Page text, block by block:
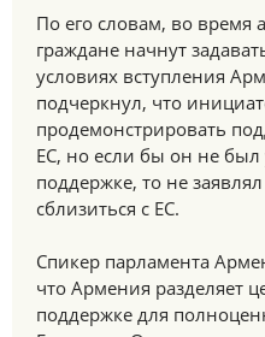
По его словам, во время
граждане начнут
условиях вступления
подчеркнул, что
продемонстрировать
ЕС, но если бы он не был
поддержке, то не
сблизиться с ЕС.
Спикер парламента
что Армения разделяет
поддержке для